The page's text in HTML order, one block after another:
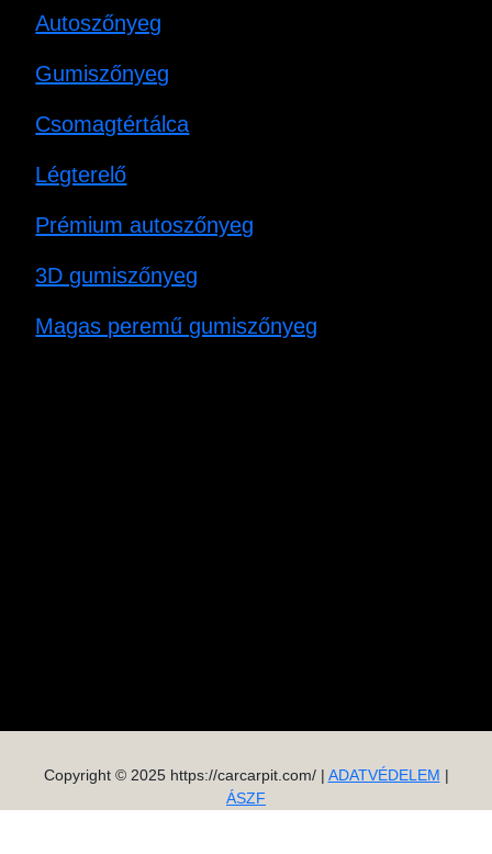
Autoszőnyeg
Gumiszőnyeg
Csomagtértálca
Légterelő
Prémium autoszőnyeg
3D gumiszőnyeg
Magas peremű gumiszőnyeg
Copyright © 2025 https://carcarpit.com/ | ADATVÉDELEM |
ÁSZF